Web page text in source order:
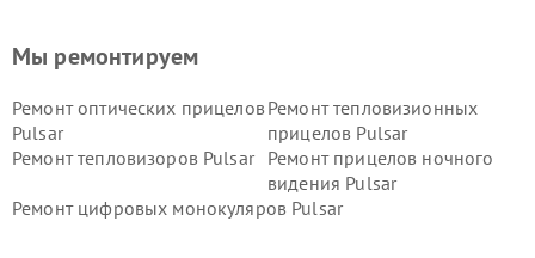
Мы ремонтируем
Ремонт оптических прицелов
Pulsar
Ремонт тепловизионных
прицелов Pulsar
Ремонт тепловизоров Pulsar
Ремонт прицелов ночного
видения Pulsar
Ремонт цифровых монокуляров Pulsar